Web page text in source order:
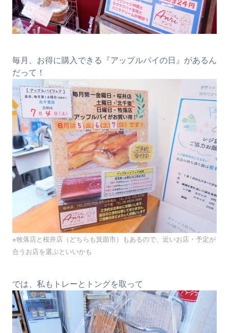
毎月、お得に購入できる『アップルパイの日』があるん
だって！
※牧落店と桜井店（どちらも箕面市）もあるので、近いお店・予定が
合うお店を選ぶといいかも
では、私もトレーとトングを取って